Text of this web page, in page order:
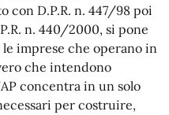
con D.P.R. n. 447/98 poi
n. 440/2000, si pone
imprese che operano in
che intendono
concentra in un solo
per costruire,